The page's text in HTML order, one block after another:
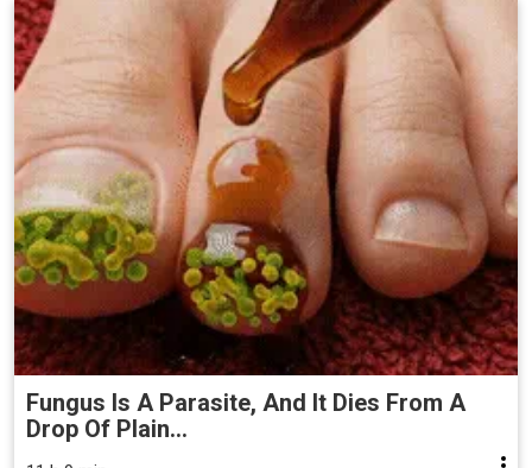
Fungus Is A Parasite, And It Dies From A
Drop Of Plain...